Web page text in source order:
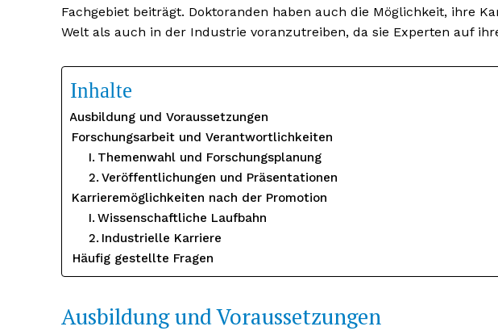
Fachgebiet beiträgt. Doktoranden haben auch die Möglichkeit, ihre
Welt als auch in der Industrie voranzutreiben, da sie Experten auf
Inhalte
Ausbildung und Voraussetzungen
Forschungsarbeit und Verantwortlichkeiten
Themenwahl und Forschungsplanung
Veröffentlichungen und Präsentationen
Karrieremöglichkeiten nach der Promotion
Wissenschaftliche Laufbahn
Industrielle Karriere
Häufig gestellte Fragen
Ausbildung und Voraussetzungen